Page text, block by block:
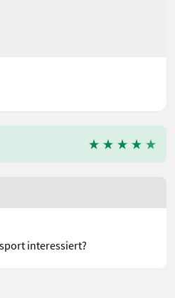
interessiert?